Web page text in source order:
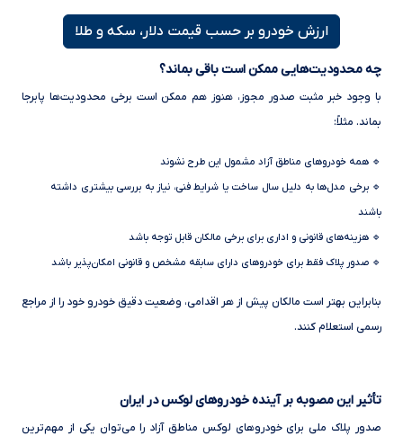
ارزش خودرو بر حسب قیمت دلار، سکه و طلا
چه محدودیت‌هایی ممکن است باقی بماند؟
با وجود خبر مثبت صدور مجوز، هنوز هم ممکن است برخی محدودیت‌ها پابرجا
بماند. مثلاً:
🔹 همه خودروهای مناطق آزاد مشمول این طرح نشوند
🔹 برخی مدل‌ها به دلیل سال ساخت یا شرایط فنی، نیاز به بررسی بیشتری داشته
باشند
🔹 هزینه‌های قانونی و اداری برای برخی مالکان قابل توجه باشد
🔹 صدور پلاک فقط برای خودروهای دارای سابقه مشخص و قانونی امکان‌پذیر باشد
بنابراین بهتر است مالکان پیش از هر اقدامی، وضعیت دقیق خودرو خود را از مراجع
رسمی استعلام کنند.
تأثیر این مصوبه بر آینده خودروهای لوکس در ایران
صدور پلاک ملی برای خودروهای لوکس مناطق آزاد را می‌توان یکی از مهم‌ترین